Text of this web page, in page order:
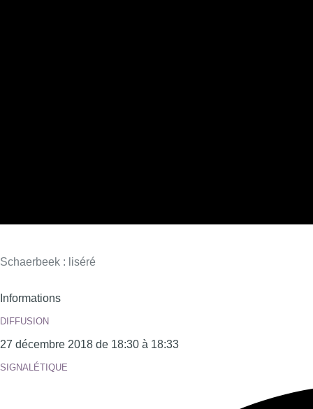
Schaerbeek : liséré
Informations
DIFFUSION
27 décembre 2018 de 18:30 à 18:33
SIGNALÉTIQUE